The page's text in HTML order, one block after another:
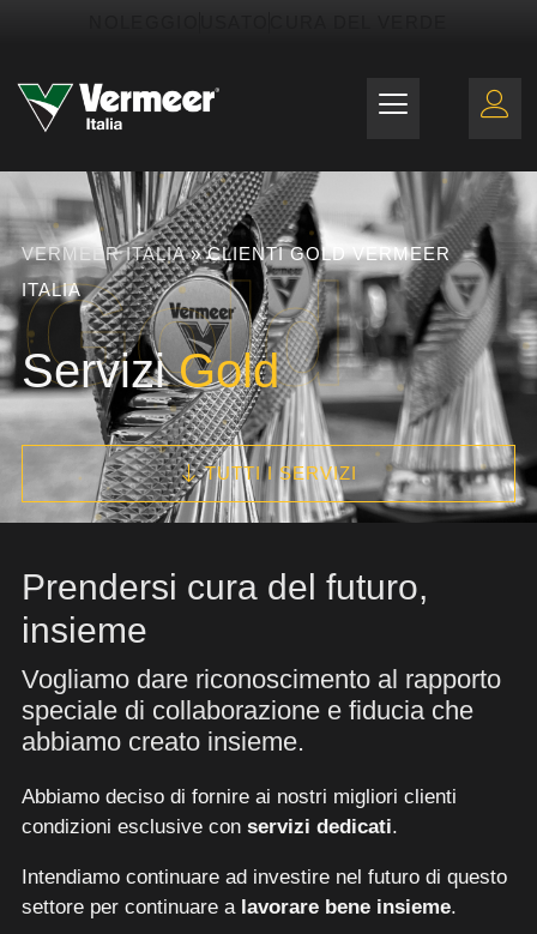
VERMEER ITALIA»CLIENTI GOLD VERMEER
ITALIA
Gold
ServiziGold
TUTTI I SERVIZI
Prendersi cura del futuro,
insieme
Vogliamo dare riconoscimento al rapporto
speciale di collaborazione e fiducia che
abbiamo creato insieme.
Abbiamo deciso di fornire ai nostri migliori clienti
condizioni esclusive con servizi dedicati.
Intendiamo continuare ad investire nel futuro di questo
settore per continuare a lavorare bene insieme.